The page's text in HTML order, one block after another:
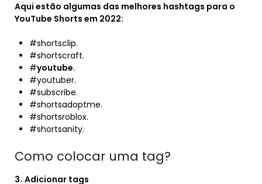
Aqui estão algumas das melhores hashtags para o
YouTube Shorts em 2022:
#shortsclip.
#shortscraft.
#youtube.
#youtuber.
#subscribe.
#shortsadoptme.
#shortsroblox.
#shortsanity.
Como colocar uma tag?
3. Adicionar tags